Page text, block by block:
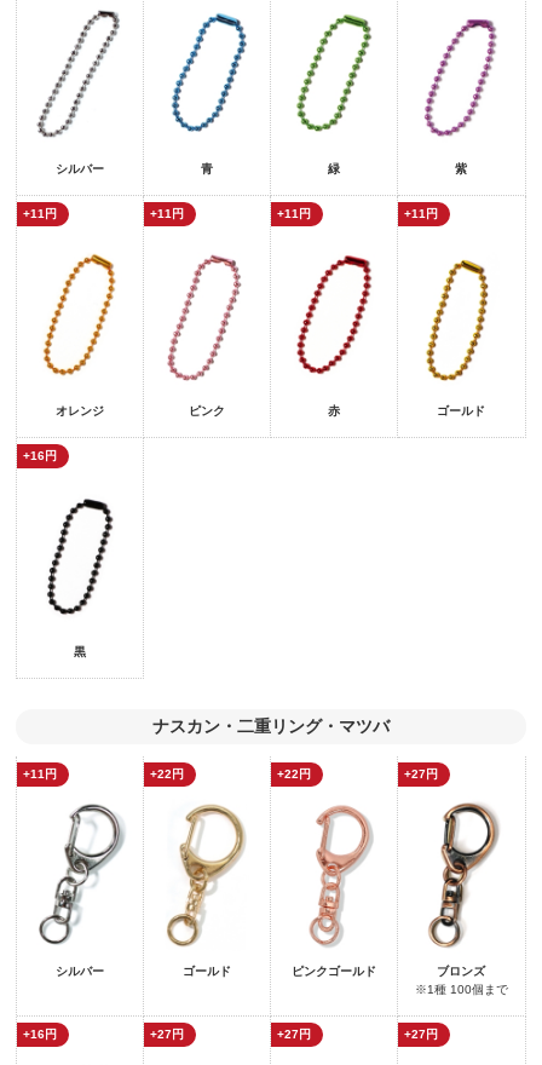
シルバー 青 緑 紫
オレンジ
+11円
ピンク
+11円
赤
+11円
ゴールド
+11円
黒
+16円
ナスカン・二重リング・マツバ
シルバー
+11円
ゴールド
+22円
ピンクゴールド
+22円
ブロンズ
※1種 100個まで
+27円
+16円 +27円 +27円 +27円